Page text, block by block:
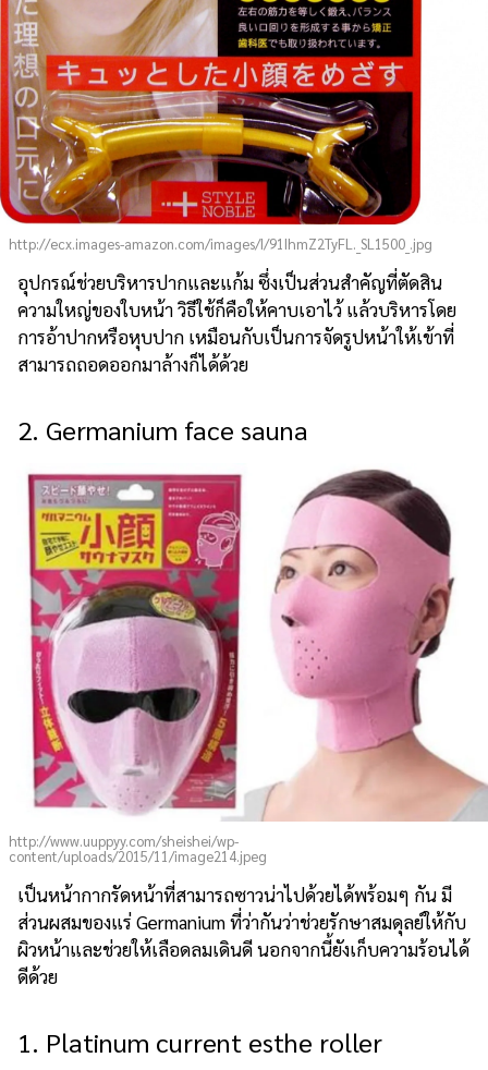
http://ecx.images-amazon.com/images/I/91IhmZ2TyFL._SL1500_.jpg
อุปกรณ์ช่วยบริหารปากและแก้ม ซึ่งเป็นส่วนสำคัญที่ตัดสิน
ความใหญ่ของใบหน้า วิธีใช้ก็คือให้คาบเอาไว้ แล้วบริหารโดย
การอ้าปากหรือหุบปาก เหมือนกับเป็นการจัดรูปหน้าให้เข้าที่
สามารถถอดออกมาล้างก็ได้ด้วย
2. Germanium face sauna
http://www.uuppyy.com/sheishei/wp-
content/uploads/2015/11/image214.jpeg
เป็นหน้ากากรัดหน้าที่สามารถซาวน่าไปด้วยได้พร้อมๆ กัน มี
ส่วนผสมของแร่ Germanium ที่ว่ากันว่าช่วยรักษาสมดุลย์ให้กับ
ผิวหน้าและช่วยให้เลือดลมเดินดี นอกจากนี้ยังเก็บความร้อนได้
ดีด้วย
1. Platinum current esthe roller